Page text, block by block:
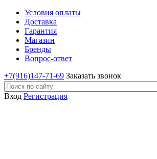
Условия оплаты
Доставка
Гарантия
Магазин
Бренды
Вопрос-ответ
+7(916)147-71-69 Заказать звонок
Вход Регистрация